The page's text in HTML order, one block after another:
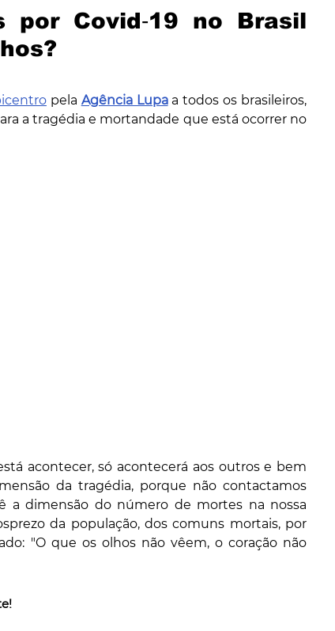
OPINIÃO & TRENDS MATCH POINT
Covid‑19 no Brasil
pela Agência Lupa a todos os brasileiros,
a tragédia e mortandade que está ocorrer no
acontecer, só acontecerá aos outros e bem
da tragédia, porque não contactamos
a dimensão do número de mortes na nossa
da população, dos comuns mortais, por
"O que os olhos não vêem, o coração não